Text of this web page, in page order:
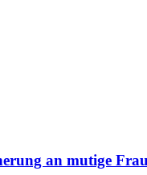
an mutige